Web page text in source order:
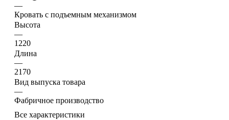
—
Кровать с подъемным механизмом
Высота
—
1220
Длина
—
2170
Вид выпуска товара
—
Фабричное производство
Все характеристики